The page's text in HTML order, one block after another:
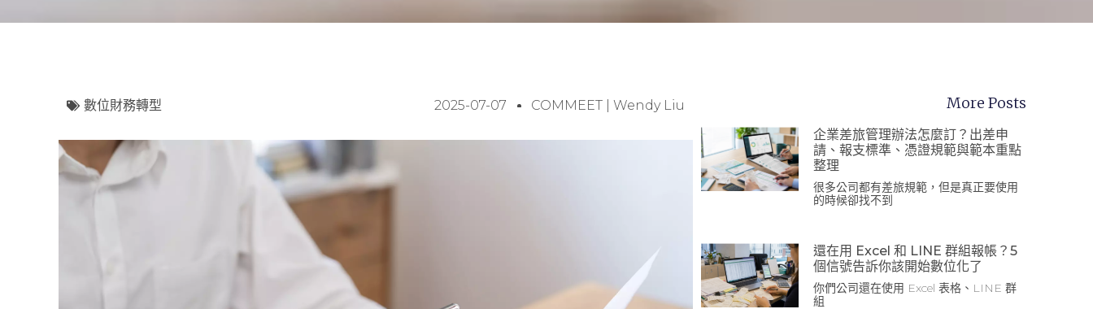
數位財務轉型 2025-07-07 COMMEET | Wendy Liu More Posts
企業差旅管理辦法怎麼訂？出差申
請、報支標準、憑證規範與範本重點
整理
很多公司都有差旅規範，但是真正要使用
的時候卻找不到
還在用 Excel 和 LINE 群組報帳？5
個信號告訴你該開始數位化了
你們公司還在使用 Excel 表格、LINE 群
組